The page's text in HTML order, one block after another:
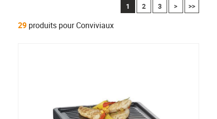
1 2 3 > >>
29 produits pour Conviviaux